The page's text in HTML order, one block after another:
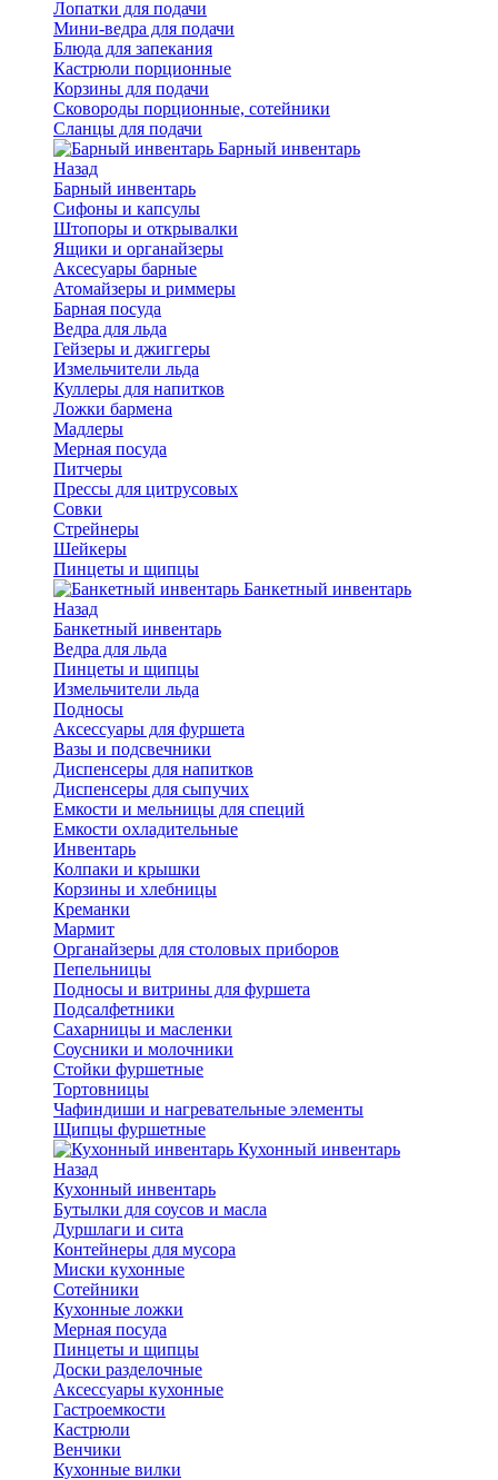
Лопатки для подачи
Мини-ведра для подачи
Блюда для запекания
Кастрюли порционные
Корзины для подачи
Сковороды порционные, сотейники
Сланцы для подачи
Барный инвентарь
Назад
Барный инвентарь
Сифоны и капсулы
Штопоры и открывалки
Ящики и органайзеры
Аксесуары барные
Атомайзеры и риммеры
Барная посуда
Ведра для льда
Гейзеры и джиггеры
Измельчители льда
Куллеры для напитков
Ложки бармена
Мадлеры
Мерная посуда
Питчеры
Прессы для цитрусовых
Совки
Стрейнеры
Шейкеры
Пинцеты и щипцы
Банкетный инвентарь
Назад
Банкетный инвентарь
Ведра для льда
Пинцеты и щипцы
Измельчители льда
Подносы
Аксессуары для фуршета
Вазы и подсвечники
Диспенсеры для напитков
Диспенсеры для сыпучих
Емкости и мельницы для специй
Емкости охладительные
Инвентарь
Колпаки и крышки
Корзины и хлебницы
Креманки
Мармит
Органайзеры для столовых приборов
Пепельницы
Подносы и витрины для фуршета
Подсалфетники
Сахарницы и масленки
Соусники и молочники
Стойки фуршетные
Тортовницы
Чафиндиши и нагревательные элементы
Щипцы фуршетные
Кухонный инвентарь
Назад
Кухонный инвентарь
Бутылки для соусов и масла
Дуршлаги и сита
Контейнеры для мусора
Миски кухонные
Сотейники
Кухонные ложки
Мерная посуда
Пинцеты и щипцы
Доски разделочные
Аксессуары кухонные
Гастроемкости
Кастрюли
Венчики
Кухонные вилки